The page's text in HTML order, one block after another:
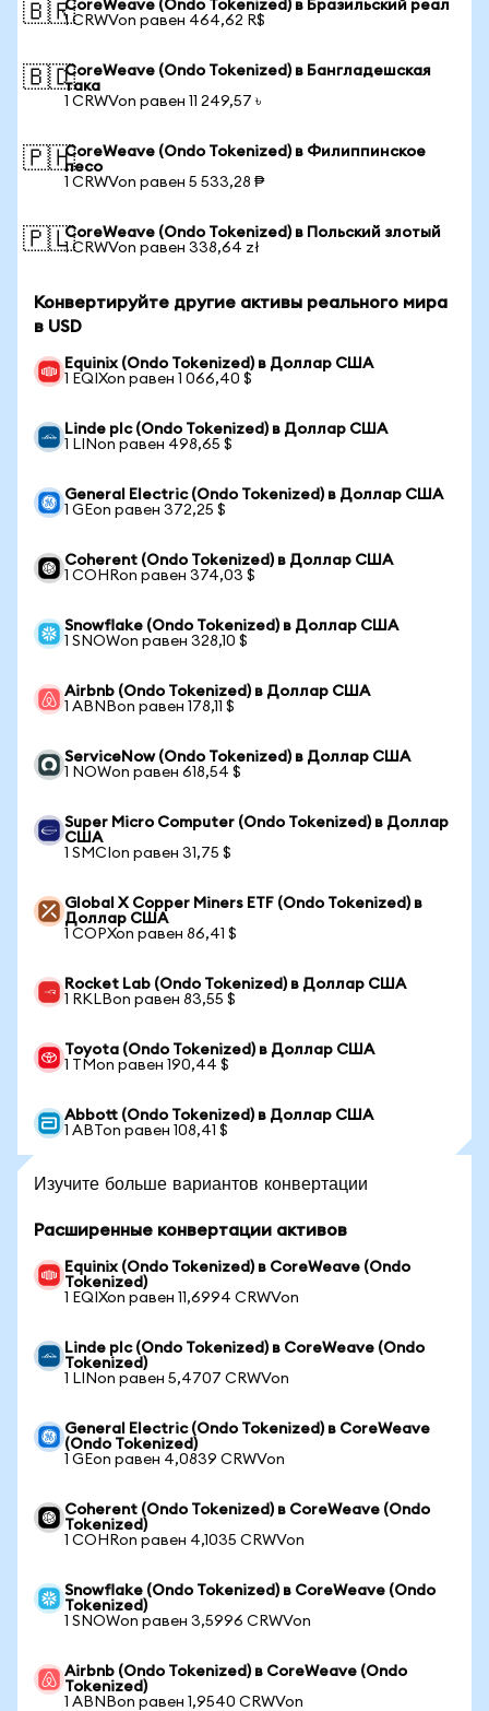
🇧🇷CoreWeave (Ondo Tokenized) в Бразильский реал
1 CRWVon равен 464,62 R$
🇧🇩CoreWeave (Ondo Tokenized) в Бангладешская
така
1 CRWVon равен 11 249,57 ৳
🇵🇭CoreWeave (Ondo Tokenized) в Филиппинское
песо
1 CRWVon равен 5 533,28 ₱
🇵🇱CoreWeave (Ondo Tokenized) в Польский злотый
1 CRWVon равен 338,64 zł
Конвертируйте другие активы реального мира
в USD
Equinix (Ondo Tokenized) в Доллар США
1 EQIXon равен 1 066,40 $
Linde plc (Ondo Tokenized) в Доллар США
1 LINon равен 498,65 $
General Electric (Ondo Tokenized) в Доллар США
1 GEon равен 372,25 $
Coherent (Ondo Tokenized) в Доллар США
1 COHRon равен 374,03 $
Snowflake (Ondo Tokenized) в Доллар США
1 SNOWon равен 328,10 $
Airbnb (Ondo Tokenized) в Доллар США
1 ABNBon равен 178,11 $
ServiceNow (Ondo Tokenized) в Доллар США
1 NOWon равен 618,54 $
Super Micro Computer (Ondo Tokenized) в Доллар
США
1 SMCIon равен 31,75 $
Global X Copper Miners ETF (Ondo Tokenized) в
Доллар США
1 COPXon равен 86,41 $
Rocket Lab (Ondo Tokenized) в Доллар США
1 RKLBon равен 83,55 $
Toyota (Ondo Tokenized) в Доллар США
1 TMon равен 190,44 $
Abbott (Ondo Tokenized) в Доллар США
1 ABTon равен 108,41 $
Изучите больше вариантов конвертации
Расширенные конвертации активов
Equinix (Ondo Tokenized) в CoreWeave (Ondo
Tokenized)
1 EQIXon равен 11,6994 CRWVon
Linde plc (Ondo Tokenized) в CoreWeave (Ondo
Tokenized)
1 LINon равен 5,4707 CRWVon
General Electric (Ondo Tokenized) в CoreWeave
(Ondo Tokenized)
1 GEon равен 4,0839 CRWVon
Coherent (Ondo Tokenized) в CoreWeave (Ondo
Tokenized)
1 COHRon равен 4,1035 CRWVon
Snowflake (Ondo Tokenized) в CoreWeave (Ondo
Tokenized)
1 SNOWon равен 3,5996 CRWVon
Airbnb (Ondo Tokenized) в CoreWeave (Ondo
Tokenized)
1 ABNBon равен 1,9540 CRWVon